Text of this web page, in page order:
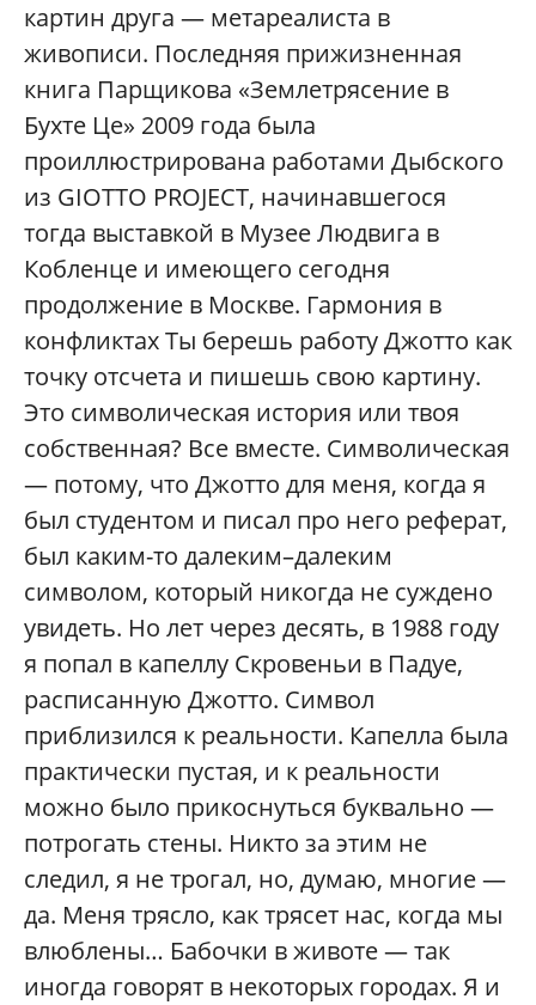
картин друга — метареалиста в
живописи. Последняя прижизненная
книга Парщикова «Землетрясение в
Бухте Це» 2009 года была
проиллюстрирована работами Дыбского
из GIOTTO PROJECT, начинавшегося
тогда выставкой в Музее Людвига в
Кобленце и имеющего сегодня
продолжение в Москве. Гармония в
конфликтах Ты берешь работу Джотто как
точку отсчета и пишешь свою картину.
Это символическая история или твоя
собственная? Все вместе. Символическая
— потому, что Джотто для меня, когда я
был студентом и писал про него реферат,
был каким-то далеким–далеким
символом, который никогда не суждено
увидеть. Но лет через десять, в 1988 году
я попал в капеллу Скровеньи в Падуе,
расписанную Джотто. Символ
приблизился к реальности. Капелла была
практически пустая, и к реальности
можно было прикоснуться буквально —
потрогать стены. Никто за этим не
следил, я не трогал, но, думаю, многие —
да. Меня трясло, как трясет нас, когда мы
влюблены… Бабочки в животе — так
иногда говорят в некоторых городах. Я и